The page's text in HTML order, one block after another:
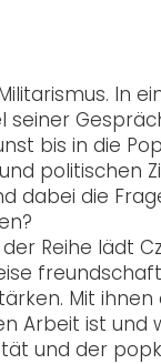
In
seiner
bis in die
politischen
dabei die
Reihe lädt
Mit ihnen
Arbeit ist und
und der